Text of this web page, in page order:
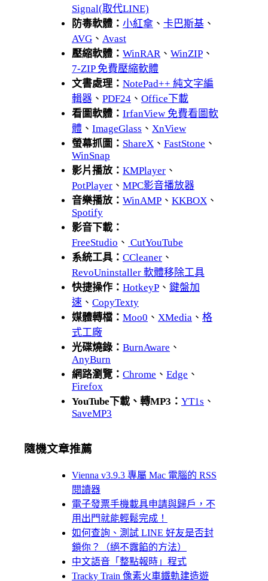
Signal(取代LINE)
防毒軟體： 小紅傘 、 卡巴斯基 、
AVG 、 Avast
壓縮軟體： WinRAR 、 WinZIP 、
7-ZIP 免費壓縮軟體
文書處理： NotePad++ 純文字編
輯器 、 PDF24 、 Office下載
看圖軟體： IrfanView 免費看圖軟
體 、 ImageGlass 、 XnView
螢幕抓圖： ShareX 、 FastStone 、
WinSnap
影片播放： KMPlayer 、
PotPlayer 、 MPC影音播放器
音樂播放： WinAMP 、 KKBOX 、
Spotify
影音下載：
FreeStudio 、 CutYouTube
系統工具： CCleaner 、
RevoUninstaller 軟體移除工具
快捷操作： HotkeyP 、 鍵盤加
速 、 CopyTexty
媒體轉檔： Moo0 、 XMedia 、 格
式工廠
光碟燒錄： BurnAware 、
AnyBurn
網路瀏覽： Chrome 、 Edge 、
Firefox
YouTube下載、轉MP3： YT1s 、
SaveMP3
隨機文章推薦
Vienna v3.9.3 專屬 Mac 電腦的 RSS
閱讀器
電子發票手機載具申請與歸戶，不
用出門就能輕鬆完成！
如何查詢、測試 LINE 好友是否封
鎖你？（絕不露餡的方法）
中文語音「整點報時」程式
Tracky Train 像素火車鐵軌建造遊